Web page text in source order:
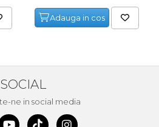
Adauga in cos
SOCIAL
ne in social media